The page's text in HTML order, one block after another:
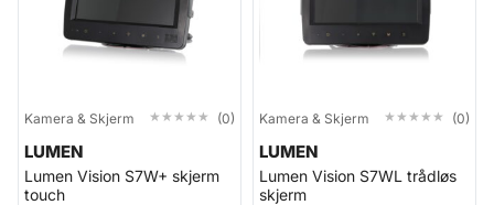
Kamera & Skjerm ★★★★★
★★★★★ (0)
LUMEN
Lumen Vision S7W+ skjerm
touch
Kamera & Skjerm ★★★★★
★★★★★ (0)
LUMEN
Lumen Vision S7WL trådløs
skjerm